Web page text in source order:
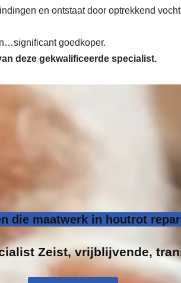
en ontstaat door optrekkend
goedkoper.
deze gekwalificeerde specialist.
die maatwerk in houtrot
Zeist, vrijblijvende,